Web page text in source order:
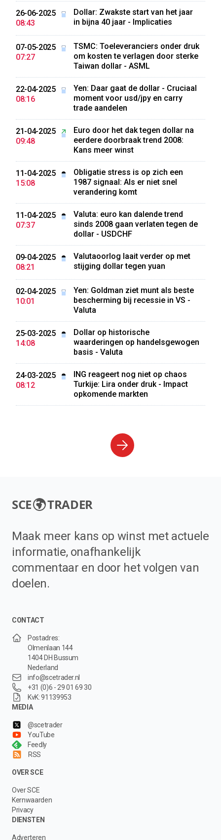
26-06-2025
08:43
Dollar: Zwakste start van het jaar
in bijna 40 jaar - Implicaties
07-05-2025
07:27
TSMC: Toeleveranciers onder druk
om kosten te verlagen door sterke
Taiwan dollar - ASML
22-04-2025
08:16
Yen: Daar gaat de dollar - Cruciaal
moment voor usd/jpy en carry
trade aandelen
21-04-2025
09:48
Euro door het dak tegen dollar na
eerdere doorbraak trend 2008:
Kans meer winst
11-04-2025
15:08
Obligatie stress is op zich een
1987 signaal: Als er niet snel
verandering komt
11-04-2025
07:37
Valuta: euro kan dalende trend
sinds 2008 gaan verlaten tegen de
dollar - USDCHF
09-04-2025
08:21
Valutaoorlog laait verder op met
stijging dollar tegen yuan
02-04-2025
10:01
Yen: Goldman ziet munt als beste
bescherming bij recessie in VS -
Valuta
25-03-2025
14:08
Dollar op historische
waarderingen op handelsgewogen
basis - Valuta
24-03-2025
08:12
ING reageert nog niet op chaos
Turkije: Lira onder druk - Impact
opkomende markten
SCE TRADER
Maak meer kans op winst met actuele
informatie, onafhankelijk
commentaar en door het volgen van
doelen.
CONTACT
Postadres:
Olmenlaan 144
1404 DH Bussum
Nederland
info@scetrader.nl
+31 (0)6 - 29 01 69 30
KvK: 91139953
MEDIA
@scetrader
YouTube
Feedly
RSS
OVER SCE
Over SCE
Kernwaarden
Privacy
DIENSTEN
Adverteren